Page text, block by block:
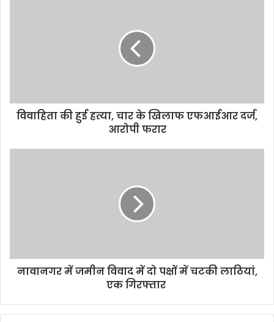
e
विवाहिता की हुई हत्या, चार के खिलाफ एफआईआर दर्ज,
आरोपी फरार
नावानगर में जमीन विवाद में दो पक्षों में चटकी लाठियां,
एक गिरफ्तार